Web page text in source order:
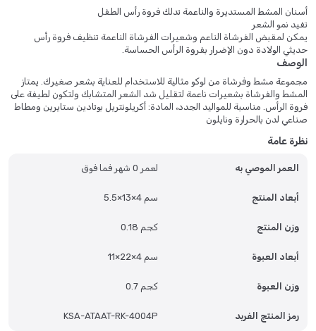
أسنان المشط المستديرة والناعمة تدلك فروة رأس الطفل
تفيد نمو الشعر
يمكن لمقبض الفرشاة الناعم وشعيرات الفرشاة الناعمة تنظيف فروة رأس
حديثي الولادة دون الإضرار بفروة الرأس الحساسة.
الوصف
مجموعة مشط وفرشاة من لوكو مثالية للاستخدام للعناية بشعر صغيرك. يمتاز
المشط والفرشاة بشعيرات ناعمة لتقليل شد الشعر المتشابك ولتكون لطيفة على
فروة الرأس. مناسبة للمواليد الجدد، المادة: أكريلونتريل بوتادين ستايرين ومطاط
صناعي لدن بالحرارة ونايلون
نظرة عامة
العمر الموصي به لعمر 0 شهر فما فوق
أبعاد المنتج 5.5×13×4 سم
وزن المنتج 0.18 كجم
أبعاد العبوة 11×22×4 سم
وزن العبوة 0.7 كجم
رمز المنتج الفريد KSA-ATAAT-RK-4004P